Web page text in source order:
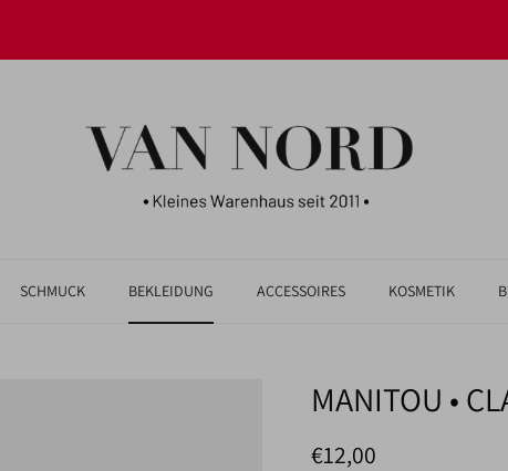
SCHMUCK BEKLEIDUNG ACCESSOIRES KOSMETIK
MANITOU •
Normaler Preis
€12,00